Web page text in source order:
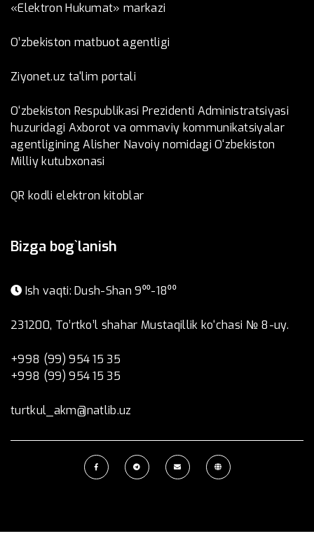
«Elektron Hukumat» markazi
O’zbеkistоn mаtbuоt аgеntligi
Ziyonet.uz ta'lim portali
O‘zbekiston Respublikasi Prezidenti Administratsiyasi
huzuridagi Axborot va ommaviy kommunikatsiyalar
agentligining Alisher Navoiy nomidagi O‘zbekiston
Milliy kutubxonasi
QR kodli elektron kitoblar
Bizga bog`lanish
Ish vaqti: Dush-Shan 9⁰⁰-18⁰⁰
231200, To’rtko’l shahar Mustaqillik ko‘chasi № 8-uy.
+998 (99) 954 15 35
+998 (99) 954 15 35
turtkul_akm@natlib.uz